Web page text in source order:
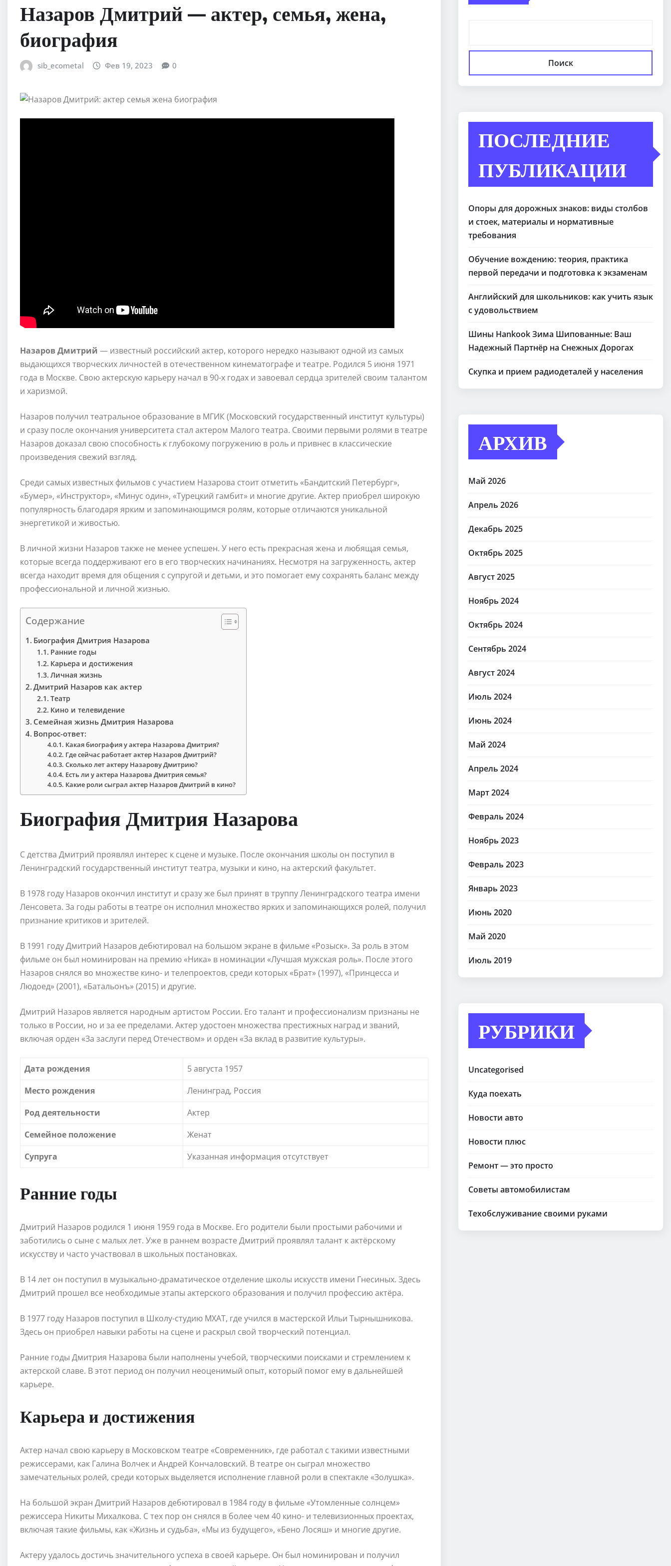
Назаров Дмитрий — актер, семья, жена,
биография
sib_ecometal Фев 19, 2023 0
Назаров Дмитрий — известный российский актер, которого нередко называют одной из самых
выдающихся творческих личностей в отечественном кинематографе и театре. Родился 5 июня 1971
года в Москве. Свою актерскую карьеру начал в 90-х годах и завоевал сердца зрителей своим талантом
и харизмой.
Назаров получил театральное образование в МГИК (Московский государственный институт культуры)
и сразу после окончания университета стал актером Малого театра. Своими первыми ролями в театре
Назаров доказал свою способность к глубокому погружению в роль и привнес в классические
произведения свежий взгляд.
Среди самых известных фильмов с участием Назарова стоит отметить «Бандитский Петербург»,
«Бумер», «Инструктор», «Минус один», «Турецкий гамбит» и многие другие. Актер приобрел широкую
популярность благодаря ярким и запоминающимся ролям, которые отличаются уникальной
энергетикой и живостью.
В личной жизни Назаров также не менее успешен. У него есть прекрасная жена и любящая семья,
которые всегда поддерживают его в его творческих начинаниях. Несмотря на загруженность, актер
всегда находит время для общения с супругой и детьми, и это помогает ему сохранять баланс между
профессиональной и личной жизнью.
Содержание
Биография Дмитрия Назарова
Ранние годы
Карьера и достижения
Личная жизнь
Дмитрий Назаров как актер
Театр
Кино и телевидение
Семейная жизнь Дмитрия Назарова
Вопрос-ответ:
Какая биография у актера Назарова Дмитрия?
Где сейчас работает актер Назаров Дмитрий?
Сколько лет актеру Назарову Дмитрию?
Есть ли у актера Назарова Дмитрия семья?
Какие роли сыграл актер Назаров Дмитрий в кино?
Биография Дмитрия Назарова
С детства Дмитрий проявлял интерес к сцене и музыке. После окончания школы он поступил в
Ленинградский государственный институт театра, музыки и кино, на актерский факультет.
В 1978 году Назаров окончил институт и сразу же был принят в труппу Ленинградского театра имени
Ленсовета. За годы работы в театре он исполнил множество ярких и запоминающихся ролей, получил
признание критиков и зрителей.
В 1991 году Дмитрий Назаров дебютировал на большом экране в фильме «Розыск». За роль в этом
фильме он был номинирован на премию «Ника» в номинации «Лучшая мужская роль». После этого
Назаров снялся во множестве кино- и телепроектов, среди которых «Брат» (1997), «Принцесса и
Людоед» (2001), «Батальонъ» (2015) и другие.
Дмитрий Назаров является народным артистом России. Его талант и профессионализм признаны не
только в России, но и за ее пределами. Актер удостоен множества престижных наград и званий,
включая орден «За заслуги перед Отечеством» и орден «За вклад в развитие культуры».
Дата рождения
5 августа 1957
Место рождения
Ленинград, Россия
Род деятельности
Актер
Семейное положение
Женат
Супруга
Указанная информация отсутствует
Ранние годы
Дмитрий Назаров родился 1 июня 1959 года в Москве. Его родители были простыми рабочими и
заботились о сыне с малых лет. Уже в раннем возрасте Дмитрий проявлял талант к актёрскому
искусству и часто участвовал в школьных постановках.
В 14 лет он поступил в музыкально-драматическое отделение школы искусств имени Гнесиных. Здесь
Дмитрий прошел все необходимые этапы актерского образования и получил профессию актёра.
В 1977 году Назаров поступил в Школу-студию МХАТ, где учился в мастерской Ильи Тырнышникова.
Здесь он приобрел навыки работы на сцене и раскрыл свой творческий потенциал.
Ранние годы Дмитрия Назарова были наполнены учебой, творческими поисками и стремлением к
актерской славе. В этот период он получил неоценимый опыт, который помог ему в дальнейшей
карьере.
Карьера и достижения
Актер начал свою карьеру в Московском театре «Современник», где работал с такими известными
режиссерами, как Галина Волчек и Андрей Кончаловский. В театре он сыграл множество
замечательных ролей, среди которых выделяется исполнение главной роли в спектакле «Золушка».
На большой экран Дмитрий Назаров дебютировал в 1984 году в фильме «Утомленные солнцем»
режиссера Никиты Михалкова. С тех пор он снялся в более чем 40 кино- и телевизионных проектах,
включая такие фильмы, как «Жизнь и судьба», «Мы из будущего», «Бено Лосяш» и многие другие.
Актеру удалось достичь значительного успеха в своей карьере. Он был номинирован и получил
Поиск
ПОСЛЕДНИЕ
ПУБЛИКАЦИИ
Опоры для дорожных знаков: виды столбов
и стоек, материалы и нормативные
требования
Обучение вождению: теория, практика
первой передачи и подготовка к экзаменам
Английский для школьников: как учить язык
с удовольствием
Шины Hankook Зима Шипованные: Ваш
Надежный Партнёр на Снежных Дорогах
Скупка и прием радиодеталей у населения
АРХИВ
Май 2026
Апрель 2026
Декабрь 2025
Октябрь 2025
Август 2025
Ноябрь 2024
Октябрь 2024
Сентябрь 2024
Август 2024
Июль 2024
Июнь 2024
Май 2024
Апрель 2024
Март 2024
Февраль 2024
Ноябрь 2023
Февраль 2023
Январь 2023
Июнь 2020
Май 2020
Июль 2019
РУБРИКИ
Uncategorised
Куда поехать
Новости авто
Новости плюс
Ремонт — это просто
Советы автомобилистам
Техобслуживание своими руками